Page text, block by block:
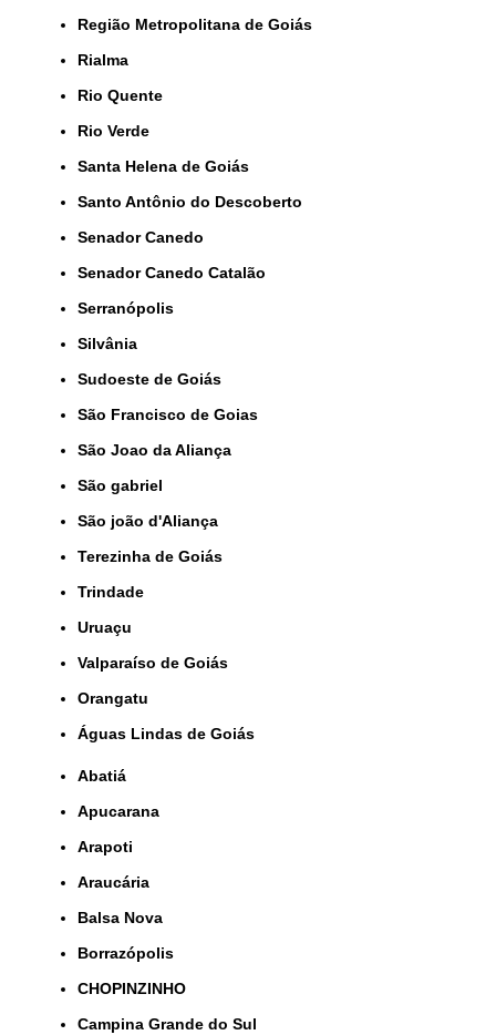
Região Metropolitana de Goiás
Rialma
Rio Quente
Rio Verde
Santa Helena de Goiás
Santo Antônio do Descoberto
Senador Canedo
Senador Canedo Catalão
Serranópolis
Silvânia
Sudoeste de Goiás
São Francisco de Goias
São Joao da Aliança
São gabriel
São joão d'Aliança
Terezinha de Goiás
Trindade
Uruaçu
Valparaíso de Goiás
orangatu
Águas Lindas de Goiás
Abatiá
Apucarana
Arapoti
Araucária
Balsa Nova
Borrazópolis
CHOPINZINHO
Campina Grande do Sul